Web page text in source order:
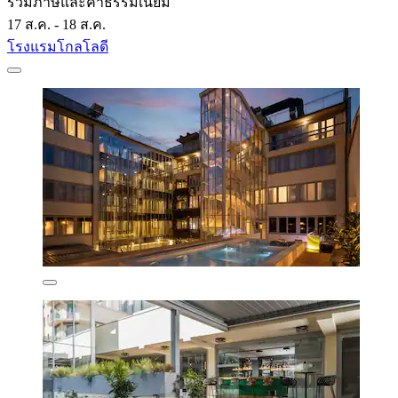
17 ส.ค. - 18 ส.ค.
โรงแรมโกลโลดี